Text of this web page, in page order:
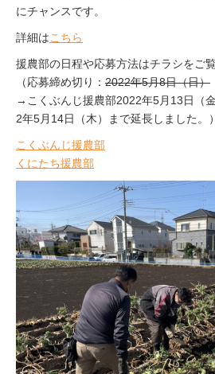
にチャンスです。
詳細はこちら
援農部の日程や応募方法はチラシをご覧
（応募締め切り： 2022年5月8日（日）
→こくぶんじ援農部2022年5月13日（
2年5月14日（木）まで延長しました。）
こくぶんじ援農部
くにたち援農部